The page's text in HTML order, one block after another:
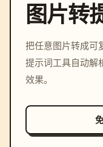
图片转
把任意图片转成可
提示词工具自动解
效果。